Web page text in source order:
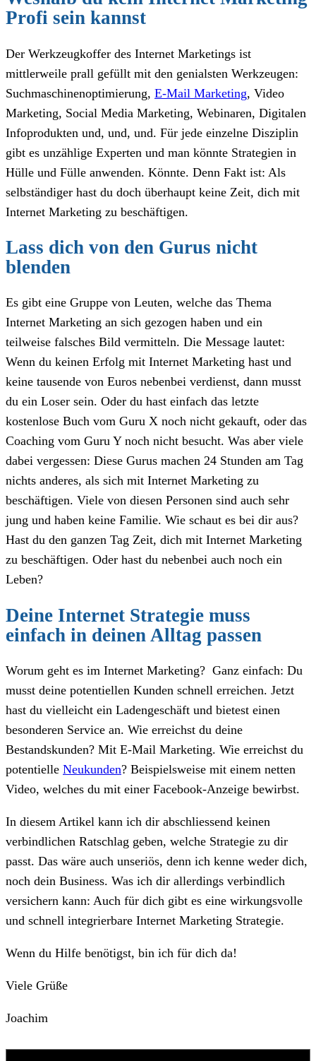
Profi sein kannst
Der Werkzeugkoffer des Internet Marketings ist
mittlerweile prall gefüllt mit den genialsten Werkzeugen:
Suchmaschinenoptimierung, E-Mail Marketing, Video
Marketing, Social Media Marketing, Webinaren, Digitalen
Infoprodukten und, und, und. Für jede einzelne Disziplin
gibt es unzählige Experten und man könnte Strategien in
Hülle und Fülle anwenden. Könnte. Denn Fakt ist: Als
selbständiger hast du doch überhaupt keine Zeit, dich mit
Internet Marketing zu beschäftigen.
Lass dich von den Gurus nicht
blenden
Es gibt eine Gruppe von Leuten, welche das Thema
Internet Marketing an sich gezogen haben und ein
teilweise falsches Bild vermitteln. Die Message lautet:
Wenn du keinen Erfolg mit Internet Marketing hast und
keine tausende von Euros nebenbei verdienst, dann musst
du ein Loser sein. Oder du hast einfach das letzte
kostenlose Buch vom Guru X noch nicht gekauft, oder das
Coaching vom Guru Y noch nicht besucht. Was aber viele
dabei vergessen: Diese Gurus machen 24 Stunden am Tag
nichts anderes, als sich mit Internet Marketing zu
beschäftigen. Viele von diesen Personen sind auch sehr
jung und haben keine Familie. Wie schaut es bei dir aus?
Hast du den ganzen Tag Zeit, dich mit Internet Marketing
zu beschäftigen. Oder hast du nebenbei auch noch ein
Leben?
Deine Internet Strategie muss
einfach in deinen Alltag passen
Worum geht es im Internet Marketing? Ganz einfach: Du
musst deine potentiellen Kunden schnell erreichen. Jetzt
hast du vielleicht ein Ladengeschäft und bietest einen
besonderen Service an. Wie erreichst du deine
Bestandskunden? Mit E-Mail Marketing. Wie erreichst du
potentielle Neukunden? Beispielsweise mit einem netten
Video, welches du mit einer Facebook-Anzeige bewirbst.
In diesem Artikel kann ich dir abschliessend keinen
verbindlichen Ratschlag geben, welche Strategie zu dir
passt. Das wäre auch unseriös, denn ich kenne weder dich,
noch dein Business. Was ich dir allerdings verbindlich
versichern kann: Auch für dich gibt es eine wirkungsvolle
und schnell integrierbare Internet Marketing Strategie.
Wenn du Hilfe benötigst, bin ich für dich da!
Viele Grüße
Joachim